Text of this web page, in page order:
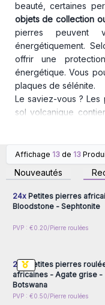
beauté, certaines
objets de collection
pierres peuvent
énergétiquement.
offrir une
énergétique. Vous
plaques de sélénite.
Le saviez-vous ?
sol volcanique
par la chaleur et
Découvrez nos
bien-être,
recherche de
authentiques.
En tant que
des prix compétitifs
Achetez
revendre dans votre
gemmes naturelles
la décoration zen
Affichage 13 de 13
Nouveautés
Connectez-vous ou
inscrivez-vous pour
accéder aux prix de
24xPetites pierres
Bloodstone - Sephtonite
PVP : €0.20/Pierre roulées
Connectez-vous ou
24xPetites pierres
africaines - Agate grise -
Botswana
PVP : €0.50/Pierre roulées
Connectez-vous ou